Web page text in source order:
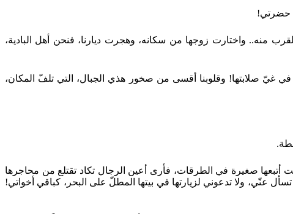
حضرتي!
منه.. واختارت زوجها من سكانه، وهجرت ديارنا، فنحن أهل البادية،
في غيّ صلابتها! وقلوبنا أقسى من صخور هذي الجبال، التي تلفّ المكان،
أتبعها صغيرة في الطرقات، فأرى أعين الرجال تكاد تقتلع من محاجرها
عنّي، ولا تدعوني لزيارتها في بيتها المطلّ على البحر، كباقي أخواتي!